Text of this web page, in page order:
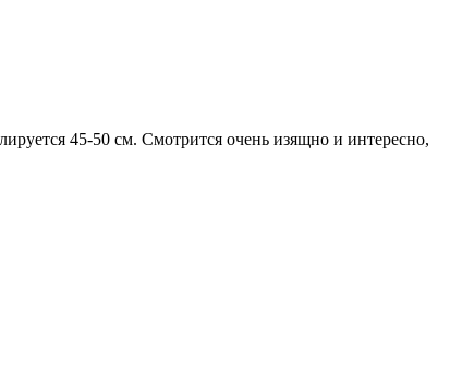
45-50 см. Смотрится очень изящно и интересно,